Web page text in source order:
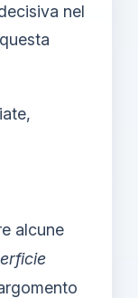
nel
alcune